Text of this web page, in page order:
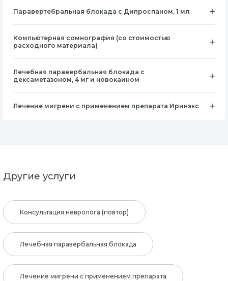
Паравертебральная блокада с Дипроспаном, 1 мл
Компьютерная сомнография (со стоимостью
расходного материала)
Лечебная паравербальная блокада с
дексаметазоном, 4 мг и новокаином
Лечение мигрени с применением препарата Иринэкс
Другие услуги
Консультация невролога (повтор)
Лечебная паравербальная блокада
Лечение мигрени с применением препарата